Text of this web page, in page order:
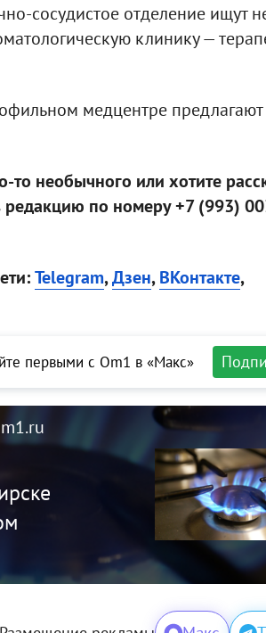
сосудистое отделение ищут
клинику —
медцентре предлагают
то необычного или хотите
по номеру +7 (993)
Telegram,Дзен,ВКонтакте,
первыми с Om1 в «Макс»